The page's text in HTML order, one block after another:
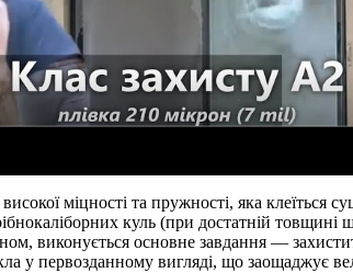
міцності та пружності, яка клеїться
куль (при достатній
виконується основне завдання —
у первозданному вигляді, що заощаджує